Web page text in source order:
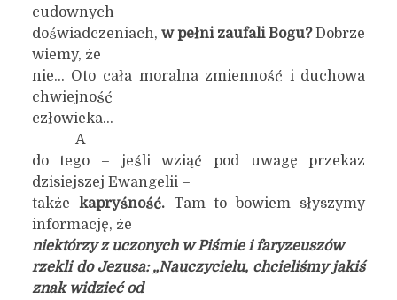
cudownych
doświadczeniach, w pełni zaufali Bogu?Dobrze
wiemy, że
nie… Oto cała moralna zmienność i duchowa
chwiejność
człowieka…
A
do tego – jeśli wziąć pod uwagę przekaz
dzisiejszej Ewangelii –
także kapryśność.Tam to bowiem słyszymy
informację, że
niektórzy z uczonych w Piśmie i faryzeuszów
rzekli do Jezusa: „Nauczycielu, chcieliśmy jakiś
znak widzieć od